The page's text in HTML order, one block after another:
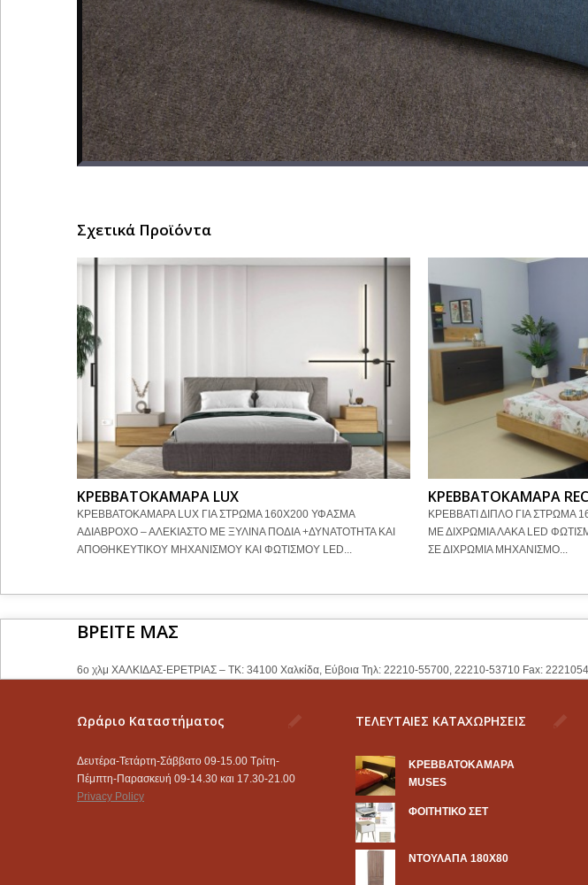
Σχετικά Προϊόντα
ΚΡΕΒΒΑΤΟΚΑΜΑΡΑ LUX
ΚΡΕΒΒΑΤΟΚΑΜΑΡΑ LUX ΓΙΑ ΣΤΡΩΜΑ 160Χ200 ΥΦΑΣΜΑ
ΑΔΙΑΒΡΟΧΟ – ΑΛΕΚΙΑΣΤΟ ΜΕ ΞΥΛΙΝΑ ΠΟΔΙΑ +ΔΥΝΑΤΟΤΗΤΑ ΚΑΙ
ΑΠΟΘΗΚΕΥΤΙΚΟΥ ΜΗΧΑΝΙΣΜΟΥ ΚΑΙ ΦΩΤΙΣΜΟΥ LED...
ΚΡΕΒΒΑΤΟΚΑΜΑΡΑ
ΚΡΕΒΒΑΤΙ ΔΙΠΛΟ ΓΙΑ ΣΤΡΩΜΑ
ΜΕ ΔΙΧΡΩΜΙΑ ΛΑΚΑ LED
ΣΕ ΔΙΧΡΩΜΙΑ ΜΗΧΑΝΙΣΜΟ...
ΒΡΕΙΤΕ ΜΑΣ
6ο χλμ ΧΑΛΚΙΔΑΣ-ΕΡΕΤΡΙΑΣ – ΤΚ: 34100 Χαλκίδα, Εύβοια Τηλ: 22210-55700, 22210-53710 Fax:
Ωράριο Καταστήματος
Δευτέρα-Τετάρτη-Σάββατο 09-15.00 Τρίτη-
Πέμπτη-Παρασκευή 09-14.30 και 17.30-21.00
Privacy Policy
ΤΕΛΕΥΤΑΙΕΣ ΚΑΤΑΧΩΡΗΣΕΙΣ
KΡΕΒΒΑΤΟΚΑΜΑΡΑ
MUSES
ΦΟΙΤΗΤΙΚΟ ΣΕΤ
ΝΤΟΥΛΑΠΑ 180Χ80